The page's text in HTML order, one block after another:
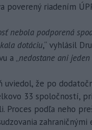
poverený riadením
nebola podporená
dotáciu,“ vyhlásil
a „nedostane ani
uviedol, že po
33 spoločností,
Proces podľa neho